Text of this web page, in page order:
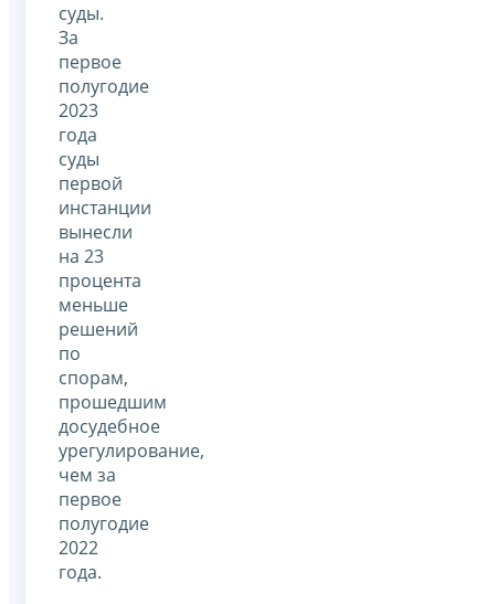
суды.
За
первое
полугодие
2023
года
суды
первой
инстанции
вынесли
на 23
процента
меньше
решений
по
спорам,
прошедшим
досудебное
урегулирование,
чем за
первое
полугодие
2022
года.